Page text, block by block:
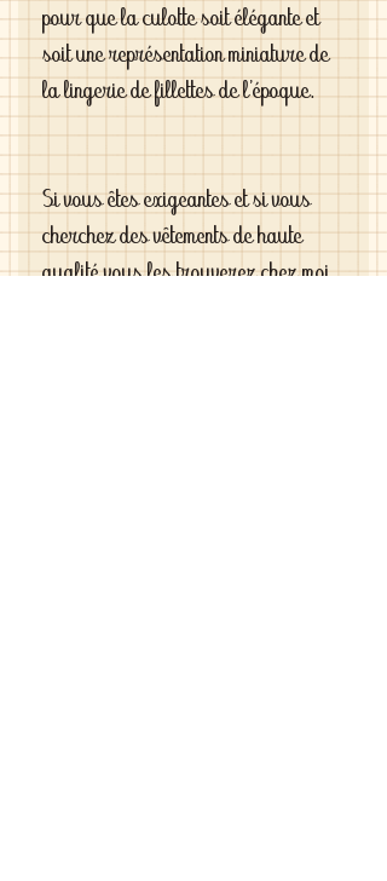
pour que la culotte soit élégante et
soit une représentation miniature de
la lingerie de fillettes de l’époque.
Si vous êtes exigeantes et si vous
cherchez des vêtements de haute
qualité vous les trouverez chez moi .